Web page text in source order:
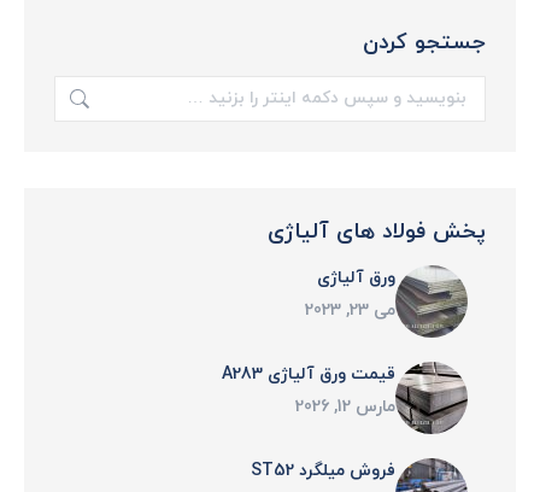
جستجو کردن
جستجو:
پخش فولاد های آلیاژی
ورق آلیاژی
می 23, 2023
قیمت ورق آلیاژی A283
مارس 12, 2026
فروش میلگرد ST52